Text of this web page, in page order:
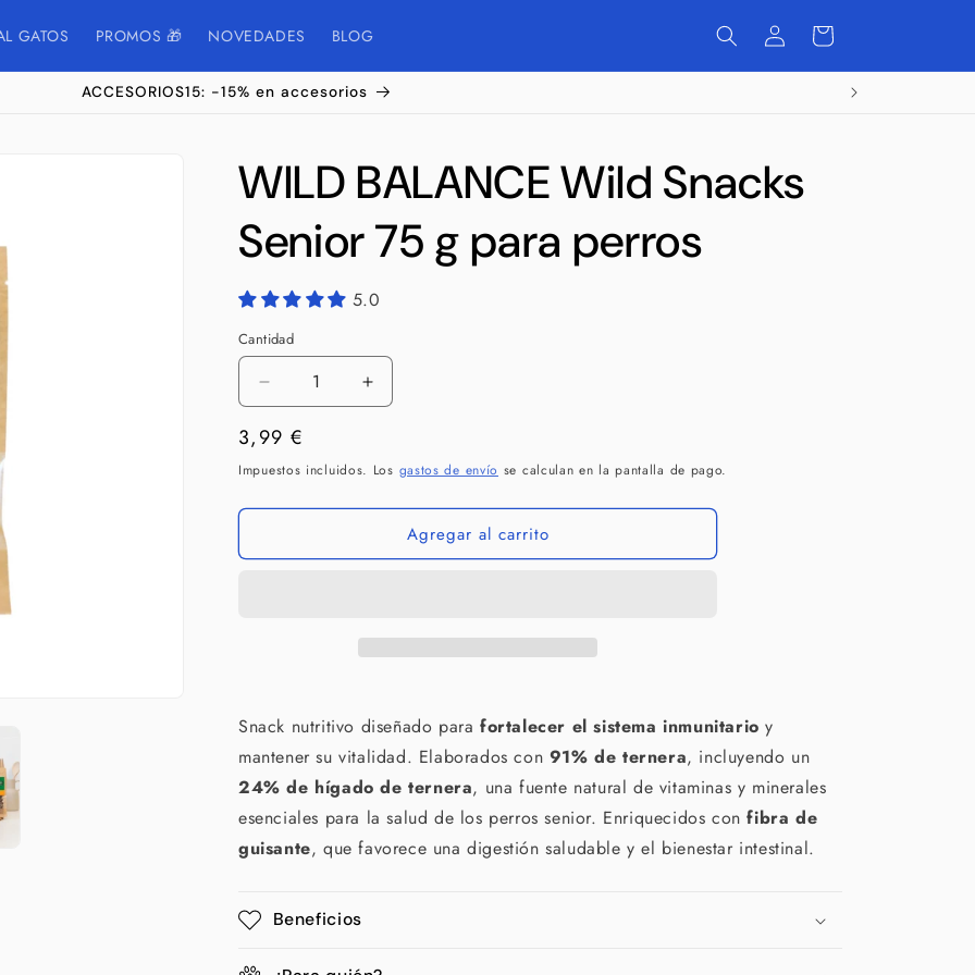
GATOS PROMOS 🎁 NOVEDADES BLOG
Iniciar
sesión
Carrito
ACCESORIOS15: -15% en accesorios
WILD BALANCE Wild Snacks
Senior 75 g para perros
5.0
Cantidad
Cantidad
Reducir
cantidad
para
WILD
Wild
Aumentar
cantidad
WILD
BALANCE
Wild
Snacks
Senior
perros
Precio
habitual
3,99 €
Impuestos incluidos. Los gastos de envío se calculan en la pantalla de pago.
Agregar al carrito
Snack nutritivo diseñado para fortalecer el sistema inmunitario y
mantener su vitalidad. Elaborados con 91% de ternera, incluyendo un
24% de hígado de ternera, una fuente natural de vitaminas y minerales
esenciales para la salud de los perros senior. Enriquecidos confibra de
guisante, que favorece una digestión saludable y el bienestar intestinal.
Beneficios